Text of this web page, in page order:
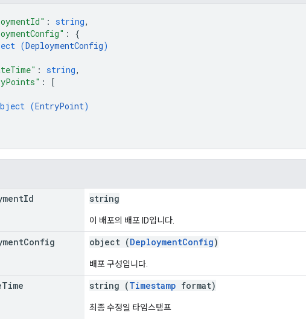
: string,
: {
(DeploymentConfig)
: string,
:
[
(EntryPoint)
Id string
이 배포의 배포 ID입니다.
Config object (DeploymentConfig)
배포 구성입니다.
Time string (Timestamp format)
최종 수정일 타임스탬프